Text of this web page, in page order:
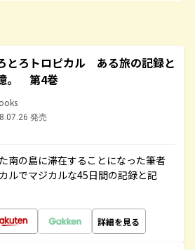
とろトロピカル ある旅の記録と
。 第4巻
発売
南の島に滞在することになった筆者
ルでマジカルな45日間の記録と記
詳細を見る